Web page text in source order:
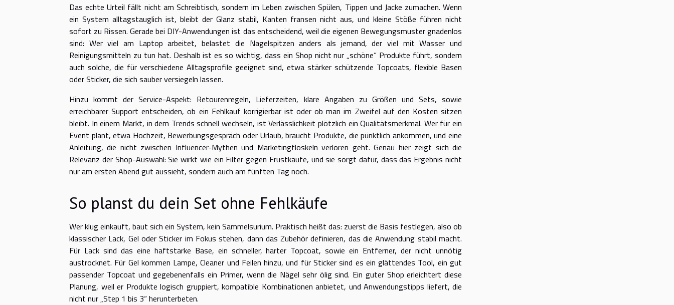
Das echte Urteil fällt nicht am Schreibtisch, sondern im Leben zwischen Spülen, Tippen und Jacke zumachen. Wenn
ein System alltagstauglich ist, bleibt der Glanz stabil, Kanten fransen nicht aus, und kleine Stöße führen nicht
sofort zu Rissen. Gerade bei DIY-Anwendungen ist das entscheidend, weil die eigenen Bewegungsmuster gnadenlos
sind: Wer viel am Laptop arbeitet, belastet die Nagelspitzen anders als jemand, der viel mit Wasser und
Reinigungsmitteln zu tun hat. Deshalb ist es so wichtig, dass ein Shop nicht nur „schöne“ Produkte führt, sondern
auch solche, die für verschiedene Alltagsprofile geeignet sind, etwa stärker schützende Topcoats, flexible Basen
oder Sticker, die sich sauber versiegeln lassen.
Hinzu kommt der Service-Aspekt: Retourenregeln, Lieferzeiten, klare Angaben zu Größen und Sets, sowie
erreichbarer Support entscheiden, ob ein Fehlkauf korrigierbar ist oder ob man im Zweifel auf den Kosten sitzen
bleibt. In einem Markt, in dem Trends schnell wechseln, ist Verlässlichkeit plötzlich ein Qualitätsmerkmal. Wer für ein
Event plant, etwa Hochzeit, Bewerbungsgespräch oder Urlaub, braucht Produkte, die pünktlich ankommen, und eine
Anleitung, die nicht zwischen Influencer-Mythen und Marketingfloskeln verloren geht. Genau hier zeigt sich die
Relevanz der Shop-Auswahl: Sie wirkt wie ein Filter gegen Frustkäufe, und sie sorgt dafür, dass das Ergebnis nicht
nur am ersten Abend gut aussieht, sondern auch am fünften Tag noch.
So planst du dein Set ohne Fehlkäufe
Wer klug einkauft, baut sich ein System, kein Sammelsurium. Praktisch heißt das: zuerst die Basis festlegen, also ob
klassischer Lack, Gel oder Sticker im Fokus stehen, dann das Zubehör definieren, das die Anwendung stabil macht.
Für Lack sind das eine haftstarke Base, ein schneller, harter Topcoat, sowie ein Entferner, der nicht unnötig
austrocknet. Für Gel kommen Lampe, Cleaner und Feilen hinzu, und für Sticker sind es ein glättendes Tool, ein gut
passender Topcoat und gegebenenfalls ein Primer, wenn die Nägel sehr ölig sind. Ein guter Shop erleichtert diese
Planung, weil er Produkte logisch gruppiert, kompatible Kombinationen anbietet, und Anwendungstipps liefert, die
nicht nur „Step 1 bis 3“ herunterbeten.